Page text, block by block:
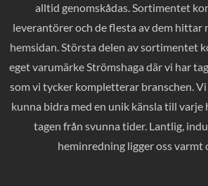
alltid genomskådas. Sortimentet
leverantörer och de flesta av dem hittar
hemsidan. Största delen av sortimentet
eget varumärke Strömshaga där vi har
som vi tycker kompletterar branschen.
kunna bidra med en unik känsla till
tagen från svunna tider. Lantlig,
heminredning ligger oss varmt